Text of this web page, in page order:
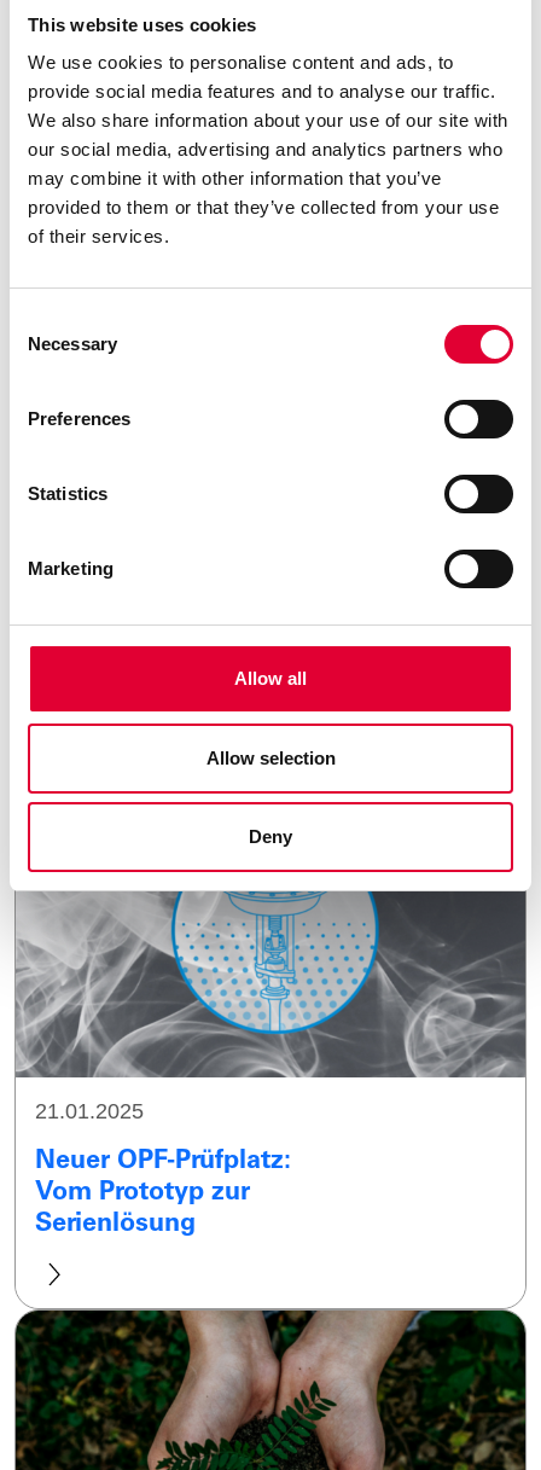
This website uses cookies
We use cookies to personalise content and ads, to
provide social media features and to analyse our traffic.
We also share information about your use of our site with
our social media, advertising and analytics partners who
may combine it with other information that you’ve
provided to them or that they’ve collected from your use
of their services.
Selection
Necessary
Preferences
Statistics
Marketing
Allow all
Allow selection
Deny
Für individuelle Informationen
unsere Experten für Kryogene Komponenten noch
heute. Sie freuen sich auf den persönlichen Austausch.
WEKA Flüssigkeiten und Gase im Griff, seit mehr als
Kontakt aufnehmen
28.01.2025
Vertriebspartner in
21.01.2025
Neuer OPF-Prüfplatz:
Vom Prototyp zur
Serienlösung